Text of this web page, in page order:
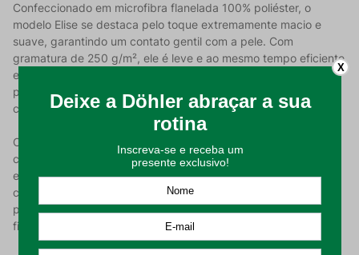
Confeccionado em microfibra flanelada 100% poliéster, o
modelo Elise se destaca pelo toque extremamente macio e
suave, garantindo um contato gentil com a pele. Com
gramatura de 250 g/m², ele é leve e ao mesmo tempo eficiente
em manter a temperatura corporal equilibrada, sendo perfeito
para meias-estações ou para ser usado como uma camada
complementar em dias mais frios.
Com dimensões de 2,60 m x 2,40 m, o cobertor oferece o
caimento ideal para camas de tamanho queen, cobrindo com
eficiência e garantindo que você se sinta envolvido em puro
conforto. Além da estética impecável, a linha Elise é conhecida
pela facilidade de manutenção e alta durabilidade de suas
fibras sintéticas.
X